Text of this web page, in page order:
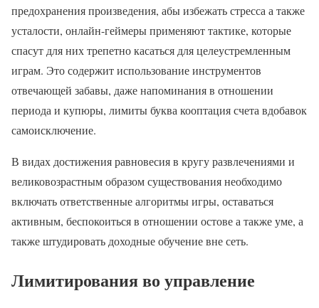
предохранения произведения, абы избежать стресса а также
усталости, онлайн-геймеры применяют тактике, которые
спасут для них трепетно касаться для целеустремленным
играм. Это содержит использование инструментов
отвечающей забавы, даже напоминания в отношении
периода и купюры, лимиты буква кооптация счета вдобавок
самоисключение.
В видах достижения равновесия в кругу развлечениями и
великовозрастным образом существования необходимо
включать ответственные алгоритмы игры, оставаться
активным, беспокоиться в отношении остове а также уме, а
также штудировать доходные обучение вне сеть.
Лимитирования во управление